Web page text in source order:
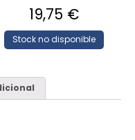
19,75 €
Stock no disponible